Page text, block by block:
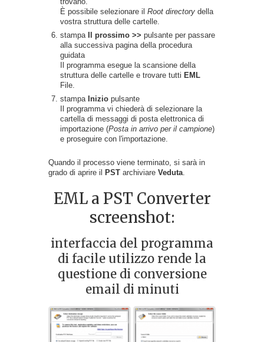
È possibile selezionare il Root directorydella
vostra struttura delle cartelle.
stampa
Il prossimo >> pulsante per passare
alla successiva pagina della procedura
guidata
Il programma esegue la scansione della
struttura delle cartelle e trovare tutti EML
File.
stampa Iniziopulsante
Il programma vi chiederà di selezionare la
cartella di messaggi di posta elettronica di
importazione (Posta in arrivo per il campione)
e proseguire con l'importazione.
Quando il processo viene terminato, si sarà in
grado di aprire il
PSTarchiviare Veduta.
EML a PST Converter
screenshot:
interfaccia del programma
di facile utilizzo rende la
questione di conversione
email di minuti